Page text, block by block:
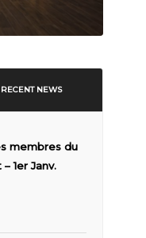
RECENT NEWS
membres du
1er Janv.